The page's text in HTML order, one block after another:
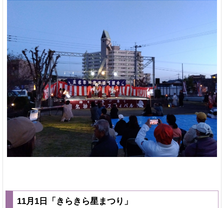
11月1日「きらきら星まつり」